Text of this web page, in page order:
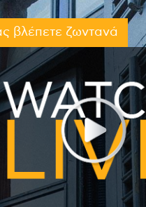
βλέπετε ζωντανά